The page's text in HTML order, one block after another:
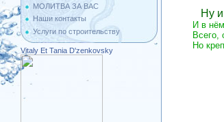
МОЛИТВА ЗА ВАС
Наши контакты
Услуги по строительству
Vitaly Et Tania D'zenkovsky
Ну и
И в
Всего, о
Но